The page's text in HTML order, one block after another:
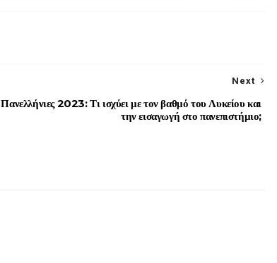
Next
Πανελλήνιες 2023: Τι ισχύει με τον βαθμό του Λυκείου και
την εισαγωγή στο πανεπιστήμιο;